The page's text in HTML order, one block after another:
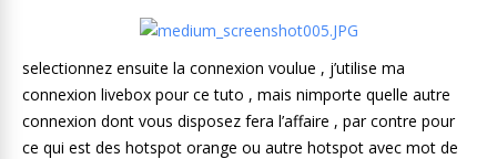
selectionnez ensuite la connexion voulue , j’utilise ma
connexion livebox pour ce tuto , mais nimporte quelle autre
connexion dont vous disposez fera l’affaire , par contre pour
ce qui est des hotspot orange ou autre hotspot avec mot de